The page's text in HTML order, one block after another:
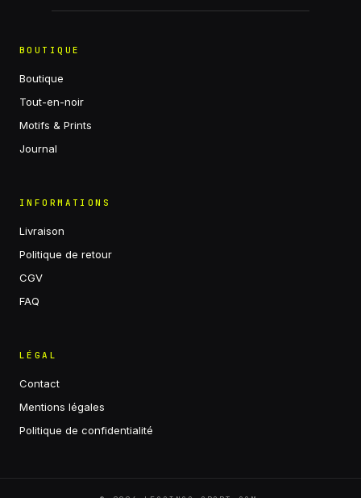
BOUTIQUE
Boutique
Tout-en-noir
Motifs & Prints
Journal
INFORMATIONS
Livraison
Politique de retour
CGV
FAQ
LÉGAL
Contact
Mentions légales
Politique de confidentialité